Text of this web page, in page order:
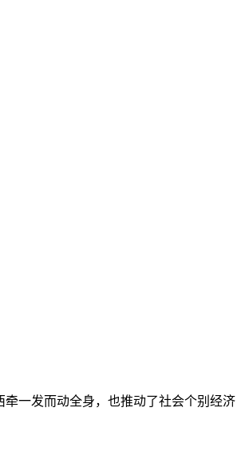
一发而动全身，也推动了社会个别经济